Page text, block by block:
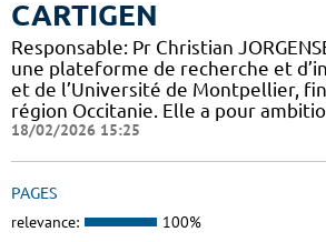
CARTIGEN
Responsable: Pr Christian
une plateforme de recherche et
et de l’Université de Montpellier,
région Occitanie. Elle a pour
18/02/2026 15:25
PAGES
relevance: 100%